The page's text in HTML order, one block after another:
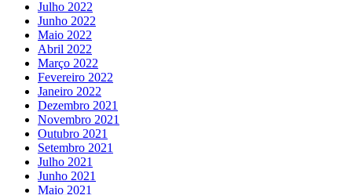
Julho 2022
Junho 2022
Maio 2022
Abril 2022
Março 2022
Fevereiro 2022
Janeiro 2022
Dezembro 2021
Novembro 2021
Outubro 2021
Setembro 2021
Julho 2021
Junho 2021
Maio 2021